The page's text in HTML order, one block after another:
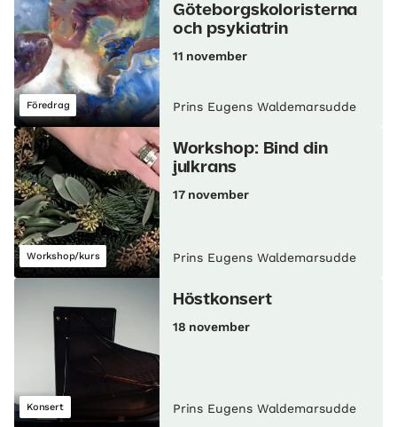
Föredrag
Göteborgskoloristerna
och psykiatrin
11 november
Prins Eugens Waldemarsudde
Workshop/kurs
Workshop: Bind din
julkrans
17 november
Prins Eugens Waldemarsudde
Konsert
Höstkonsert
18 november
Prins Eugens Waldemarsudde